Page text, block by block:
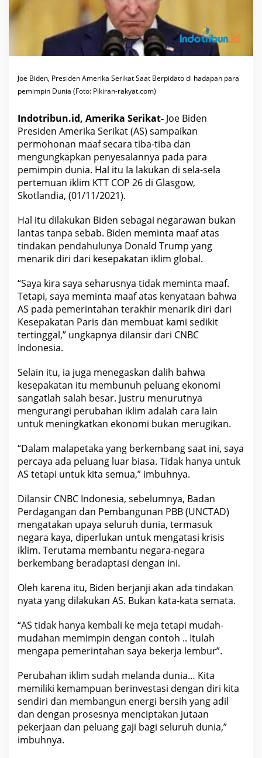
a
B
a
r
k
A
d
a
S
n
g
k
u
t
P
u
t
D
o
n
a
T
u
m
p
?
Joe Biden, Presiden Amerika Serikat Saat Berpidato di hadapan para
pemimpin Dunia (Foto: Pikiran-rakyat.com)
Indotribun.id, Amerika Serikat- Joe Biden
Presiden Amerika Serikat (AS) sampaikan
permohonan maaf secara tiba-tiba dan
mengungkapkan penyesalannya pada para
pemimpin dunia. Hal itu Ia lakukan di sela-sela
pertemuan iklim KTT COP 26 di Glasgow,
Skotlandia, (01/11/2021).
Hal itu dilakukan Biden sebagai negarawan bukan
lantas tanpa sebab. Biden meminta maaf atas
tindakan pendahulunya Donald Trump yang
menarik diri dari kesepakatan iklim global.
“Saya kira saya seharusnya tidak meminta maaf.
Tetapi, saya meminta maaf atas kenyataan bahwa
AS pada pemerintahan terakhir menarik diri dari
Kesepakatan Paris dan membuat kami sedikit
tertinggal,” ungkapnya dilansir dari CNBC
Indonesia.
Selain itu, ia juga menegaskan dalih bahwa
kesepakatan itu membunuh peluang ekonomi
sangatlah salah besar. Justru menurutnya
mengurangi perubahan iklim adalah cara lain
untuk meningkatkan ekonomi bukan merugikan.
“Dalam malapetaka yang berkembang saat ini, saya
percaya ada peluang luar biasa. Tidak hanya untuk
AS tetapi untuk kita semua,” imbuhnya.
Dilansir CNBC Indonesia, sebelumnya, Badan
Perdagangan dan Pembangunan PBB (UNCTAD)
mengatakan upaya seluruh dunia, termasuk
negara kaya, diperlukan untuk mengatasi krisis
iklim. Terutama membantu negara-negara
berkembang beradaptasi dengan ini.
Oleh karena itu, Biden berjanji akan ada tindakan
nyata yang dilakukan AS. Bukan kata-kata semata.
“AS tidak hanya kembali ke meja tetapi mudah-
mudahan memimpin dengan contoh .. Itulah
mengapa pemerintahan saya bekerja lembur”.
Perubahan iklim sudah melanda dunia… Kita
memiliki kemampuan berinvestasi dengan diri kita
sendiri dan membangun energi bersih yang adil
dan dengan prosesnya menciptakan jutaan
pekerjaan dan peluang gaji bagi seluruh dunia,”
imbuhnya.